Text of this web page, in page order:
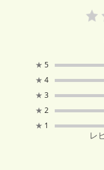
★ 5
★ 4
★ 3
★ 2
★ 1
レ